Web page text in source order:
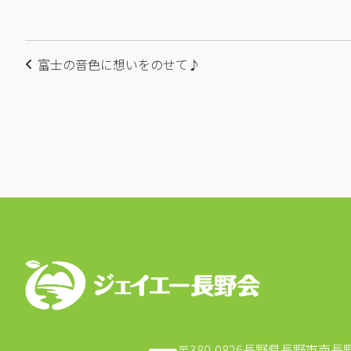
投
ゲ
シ
ョ
富士の音色に想いをのせて♪